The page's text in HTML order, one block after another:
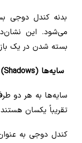
بدنه کندل دوجی
می‌شود. این
بسته شدن در یک
سایه‌ها (Shadows) :
سایه‌ها به هر دو
تقریباً یکسان
کندل دوجی به